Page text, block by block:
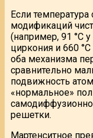
Если
модификаций
(например, 91 °С у
циркония и 660 °С
оба механизма
сравнительно
подвижность
«нормальное»
решетки.
Мартенситное